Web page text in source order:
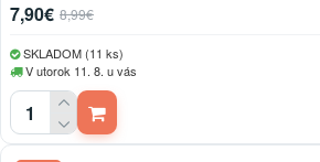
7,90€ 8,99€
SKLADOM (11 ks)
V utorok 11. 8. u vás